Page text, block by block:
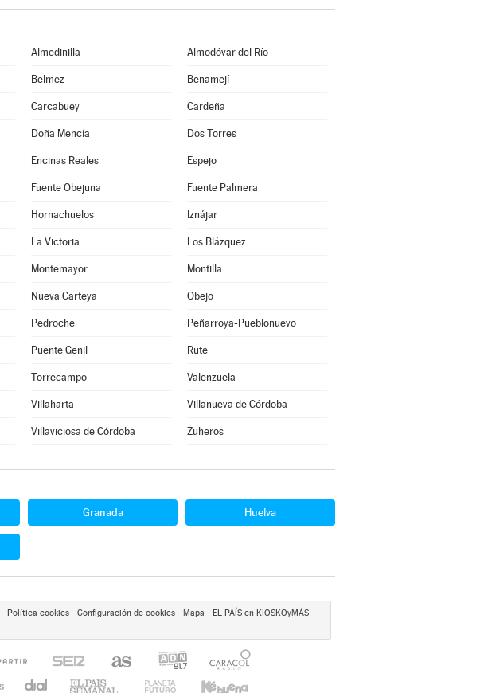
Almedinilla Almodóvar del Río
Belmez Benamejí
Carcabuey Cardeña
Doña Mencía Dos Torres
Encinas Reales Espejo
Fuente Obejuna Fuente Palmera
Hornachuelos Iznájar
La Victoria Los Blázquez
Montemayor Montilla
Nueva Carteya Obejo
Pedroche Peñarroya-Pueblonuevo
Puente Genil Rute
Torrecampo Valenzuela
Villaharta Villanueva de Córdoba
Villaviciosa de Córdoba Zuheros
Granada Huelva
Política cookies Configuración de cookies Mapa
EL PAÍS en KIOSKOyMÁS